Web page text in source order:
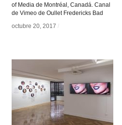
of Media de Montréal, Canadá. Canal
de Vimeo de Oullet Fredericks Bad
octubre 20, 2017 /
octubre 20, 2017 /